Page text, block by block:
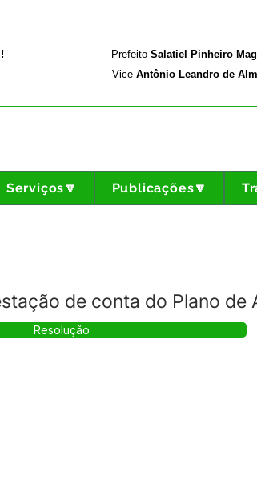
Prefeito Salatiel Pinheiro
Vice Antônio Leandro de
Serviços🔽 Publicações🔽
de conta do Plano de
Resolução